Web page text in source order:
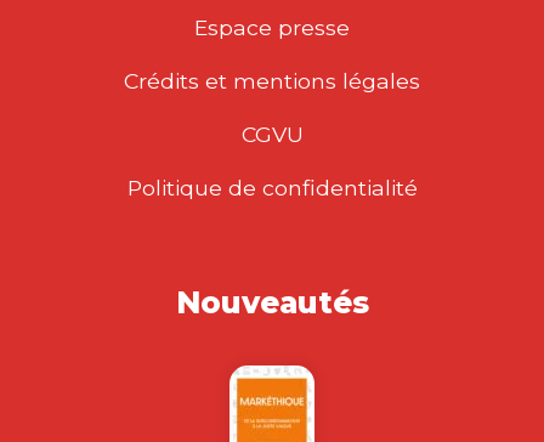
Espace presse
Crédits et mentions légales
CGVU
Politique de confidentialité
Nouveautés